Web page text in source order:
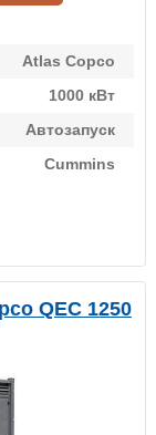
Atlas Copco
1000 кВт
Автозапуск
Cummins
QEC 1250